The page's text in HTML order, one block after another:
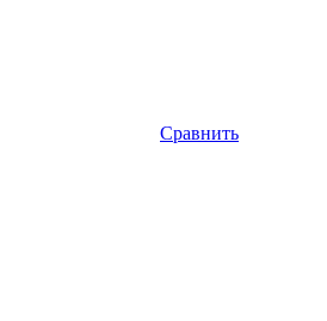
Сравнить